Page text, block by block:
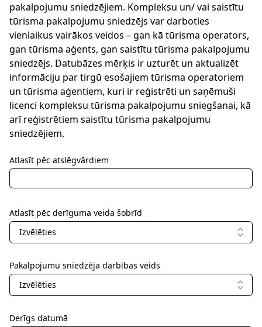
pakalpojumu sniedzējiem. Kompleksu un/ vai saistītu
tūrisma pakalpojumu sniedzējs var darboties
vienlaikus vairākos veidos – gan kā tūrisma operators,
gan tūrisma aģents, gan saistītu tūrisma pakalpojumu
sniedzējs. Datubāzes mērķis ir uzturēt un aktualizēt
informāciju par tirgū esošajiem tūrisma operatoriem
un tūrisma aģentiem, kuri ir reģistrēti un saņēmuši
licenci kompleksu tūrisma pakalpojumu sniegšanai, kā
arī reģistrētiem saistītu tūrisma pakalpojumu
sniedzējiem.
Atlasīt pēc atslēgvārdiem
Atlasīt pēc derīguma veida šobrīd
Izvēlēties
Pakalpojumu sniedzēja darbības veids
Izvēlēties
Derīgs datumā